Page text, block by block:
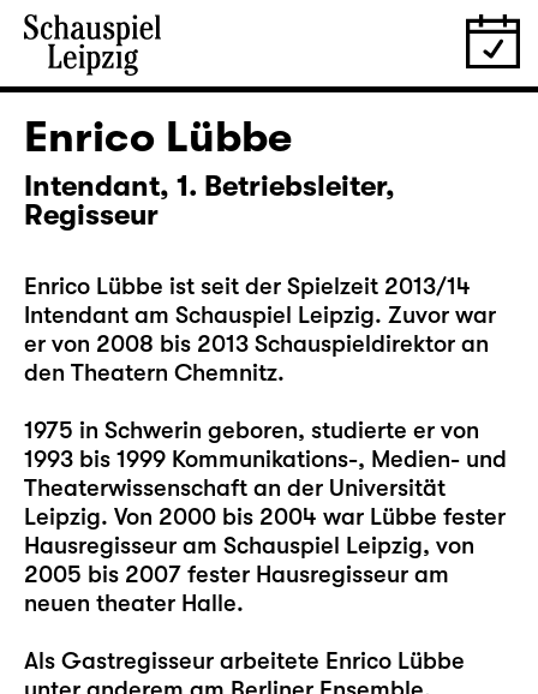
Enrico Lübbe
Intendant, 1. Betriebsleiter,
Regisseur
Enrico Lübbe ist seit der Spielzeit 2013/14
Intendant am Schauspiel Leipzig. Zuvor war
er von 2008 bis 2013 Schauspieldirektor an
den Theatern Chemnitz.
1975 in Schwerin geboren, studierte er von
1993 bis 1999 Kommunikations-, Medien- und
Theaterwissenschaft an der Universität
Leipzig. Von 2000 bis 2004 war Lübbe fester
Hausregisseur am Schauspiel Leipzig, von
2005 bis 2007 fester Hausregisseur am
neuen theater Halle.
Als Gastregisseur arbeitete Enrico Lübbe